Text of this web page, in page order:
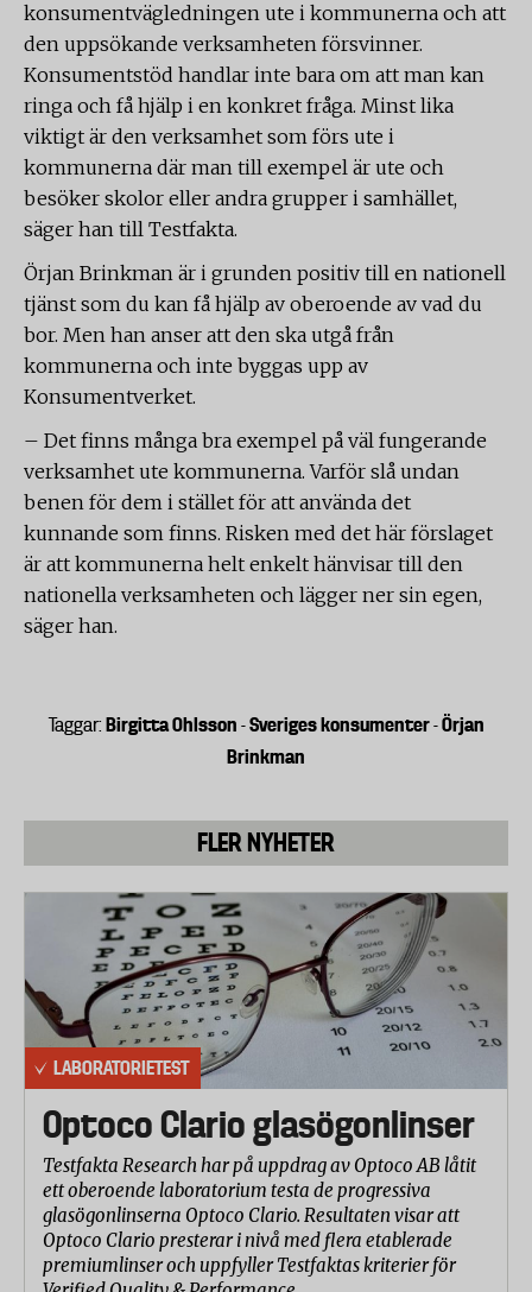
konsumentvägledningen ute i kommunerna och att
den uppsökande verksamheten försvinner.
Konsumentstöd handlar inte bara om att man kan
ringa och få hjälp i en konkret fråga. Minst lika
viktigt är den verksamhet som förs ute i
kommunerna där man till exempel är ute och
besöker skolor eller andra grupper i samhället,
säger han till Testfakta.
Örjan Brinkman är i grunden positiv till en nationell
tjänst som du kan få hjälp av oberoende av vad du
bor. Men han anser att den ska utgå från
kommunerna och inte byggas upp av
Konsumentverket.
– Det finns många bra exempel på väl fungerande
verksamhet ute kommunerna. Varför slå undan
benen för dem i stället för att använda det
kunnande som finns. Risken med det här förslaget
är att kommunerna helt enkelt hänvisar till den
nationella verksamheten och lägger ner sin egen,
säger han.
Taggar: Birgitta Ohlsson -Sveriges konsumenter-Örjan
Brinkman
FLER NYHETER
LABORATORIETEST
Optoco Clario glasögonlinser
Testfakta Research har på uppdrag av Optoco AB låtit
ett oberoende laboratorium testa de progressiva
glasögonlinserna Optoco Clario. Resultaten visar att
Optoco Clario presterar i nivå med flera etablerade
premiumlinser och uppfyller Testfaktas kriterier för